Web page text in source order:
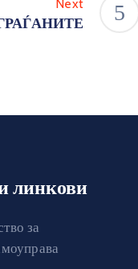
Next
линкови
за